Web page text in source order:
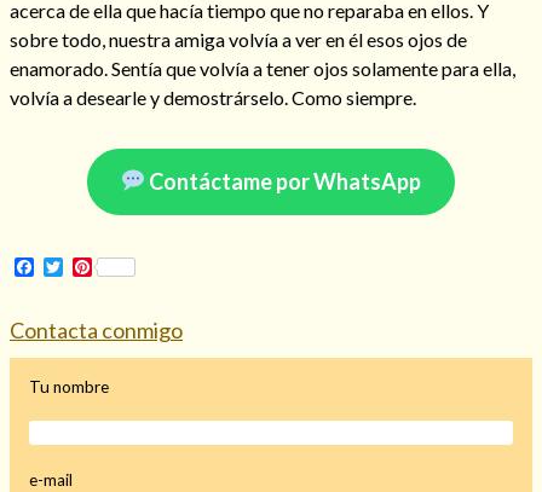
acerca de ella que hacía tiempo que no reparaba en ellos. Y
sobre todo, nuestra amiga volvía a ver en él esos ojos de
enamorado. Sentía que volvía a tener ojos solamente para ella,
volvía a desearle y demostrárselo. Como siempre.
Contáctame por WhatsApp
Facebook
Twitter
Pinterest
Contacta conmigo
Tu nombre
e-mail